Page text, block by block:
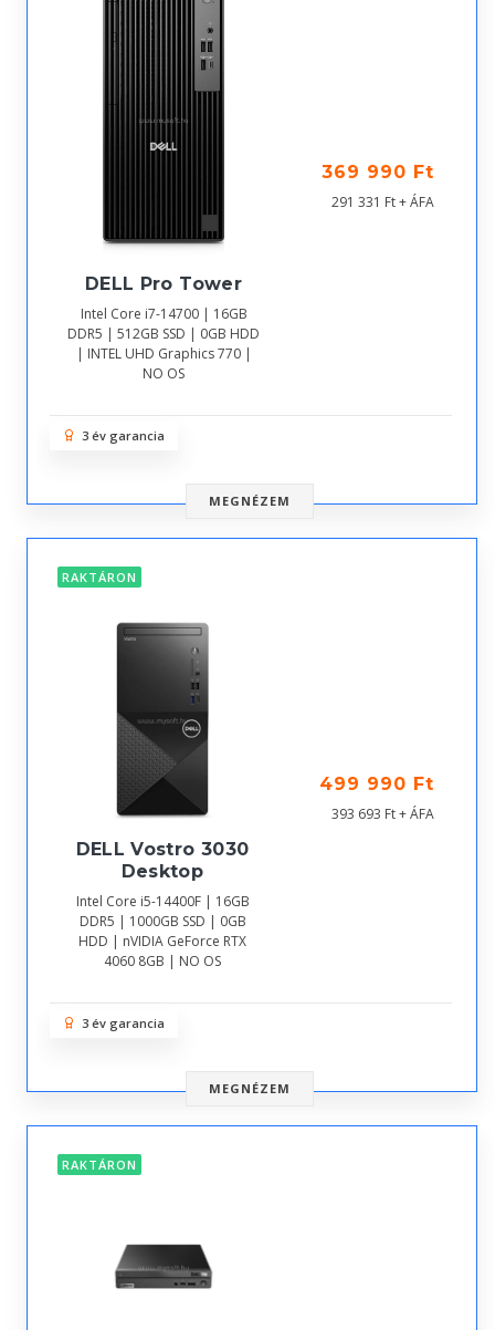
DELL Pro Tower
Intel Core i7-14700 | 16GB
DDR5 | 512GB SSD | 0GB HDD
| INTEL UHD Graphics 770 |
NO OS
369 990 Ft
291 331 Ft + ÁFA
3 év garancia
MEGNÉZEM
RAKTÁRON
DELL Vostro 3030
Desktop
Intel Core i5-14400F | 16GB
DDR5 | 1000GB SSD | 0GB
HDD | nVIDIA GeForce RTX
4060 8GB | NO OS
499 990 Ft
393 693 Ft + ÁFA
3 év garancia
MEGNÉZEM
RAKTÁRON